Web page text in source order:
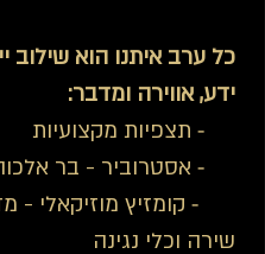
כל ערב איתנו הוא שילוב
ידע, אווירה ומדבר:
- תצפיות מקצועיות
- אסטרוביר - בר
- קומזיץ מוזיקאלי -
שירה וכלי נגינה